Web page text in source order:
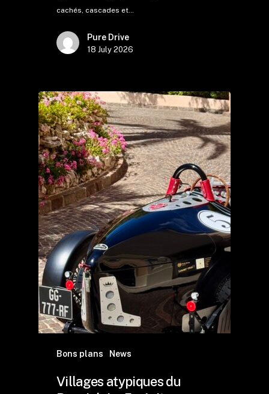
cachés, cascades et…
Pure Drive
18 July 2026
Bons plans News
Villages atypiques du